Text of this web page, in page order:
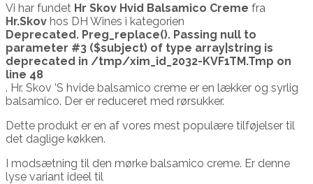
Vi har fundet Hr Skov Hvid Balsamico Creme fra
Hr.Skov hos DH Wines i kategorien
Deprecated. Preg_replace(). Passing null to
parameter #3 ($subject) of type array|string is
deprecated in /tmp/xim_id_2032-KVF1TM.Tmp on
line 48
. Hr. Skov ’S hvide balsamico creme er en lækker og syrlig
balsamico. Der er reduceret med rørsukker.
Dette produkt er en af vores mest populære tilføjelser til
det daglige køkken.
I modsætning til den mørke balsamico creme. Er denne
lyse variant ideel til